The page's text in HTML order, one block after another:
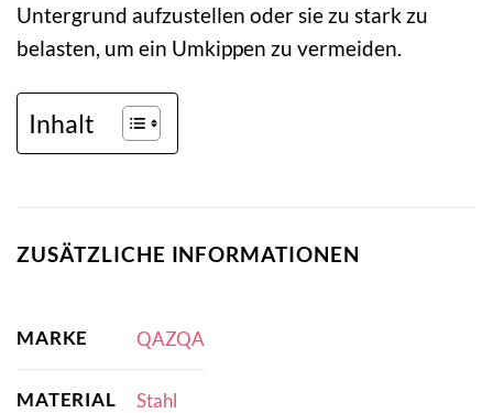
Untergrund aufzustellen oder sie zu stark zu
belasten, um ein Umkippen zu vermeiden.
Inhalt
ZUSÄTZLICHE INFORMATIONEN
MARKE QAZQA
MATERIAL Stahl